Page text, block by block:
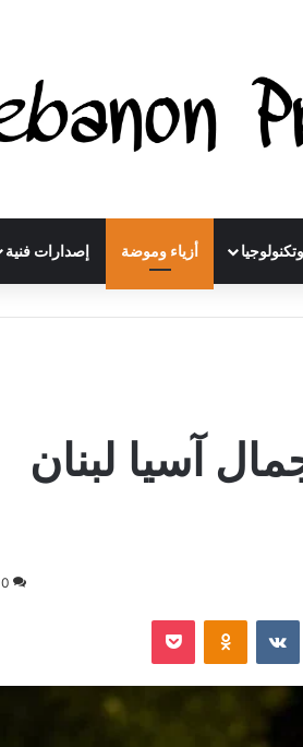
أزياء وموضة إصدارات فنية
آسيا لبنان
0
‏VKontakte
Odnoklassniki
‫Pocket